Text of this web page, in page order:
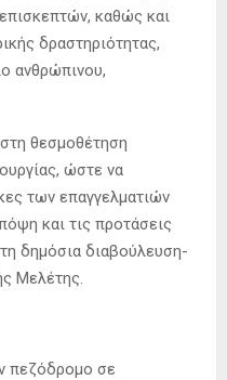
καθώς και
δραστηριότητας,
ανθρώπινου,
θεσμοθέτηση
ώστε να
των επαγγελματιών
και τις προτάσεις
δημόσια διαβούλευση-
Μελέτης.
πεζόδρομο σε